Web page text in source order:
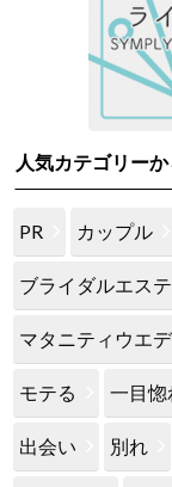
人気カテゴリー
PR カップル
ブライダルエステ
マタニティウエ
モテる 一目惚
出会い 別れ